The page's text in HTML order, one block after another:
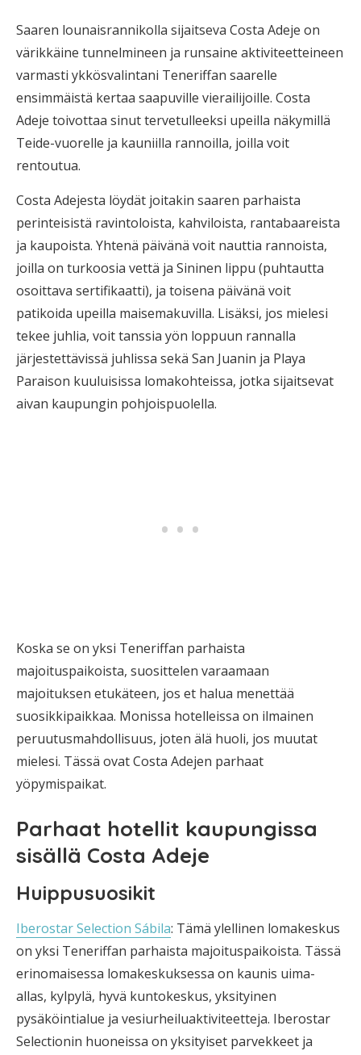
Saaren lounaisrannikolla sijaitseva Costa Adeje on
värikkäine tunnelmineen ja runsaine aktiviteetteineen
varmasti ykkösvalintani Teneriffan saarelle
ensimmäistä kertaa saapuville vierailijoille. Costa
Adeje toivottaa sinut tervetulleeksi upeilla näkymillä
Teide-vuorelle ja kauniilla rannoilla, joilla voit
rentoutua.
Costa Adejesta löydät joitakin saaren parhaista
perinteisistä ravintoloista, kahviloista, rantabaareista
ja kaupoista. Yhtenä päivänä voit nauttia rannoista,
joilla on turkoosia vettä ja Sininen lippu (puhtautta
osoittava sertifikaatti), ja toisena päivänä voit
patikoida upeilla maisemakuvilla. Lisäksi, jos mielesi
tekee juhlia, voit tanssia yön loppuun rannalla
järjestettävissä juhlissa sekä San Juanin ja Playa
Paraison kuuluisissa lomakohteissa, jotka sijaitsevat
aivan kaupungin pohjoispuolella.
Koska se on yksi Teneriffan parhaista
majoituspaikoista, suosittelen varaamaan
majoituksen etukäteen, jos et halua menettää
suosikkipaikkaa. Monissa hotelleissa on ilmainen
peruutusmahdollisuus, joten älä huoli, jos muutat
mielesi. Tässä ovat Costa Adejen parhaat
yöpymispaikat.
Parhaat hotellit kaupungissa
sisällä Costa Adeje
Huippusuosikit
Iberostar Selection Sábila: Tämä ylellinen lomakeskus
on yksi Teneriffan parhaista majoituspaikoista. Tässä
erinomaisessa lomakeskuksessa on kaunis uima-
allas, kylpylä, hyvä kuntokeskus, yksityinen
pysäköintialue ja vesiurheiluaktiviteetteja. Iberostar
Selectionin huoneissa on yksityiset parvekkeet ja